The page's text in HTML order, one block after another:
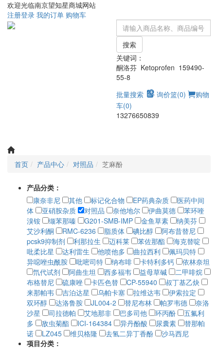
欢迎光临南京望知星商城网站
注册登录 我的订单 购物车
搜索
关键词：
酮洛芬 Ketoprofen 159490-
55-8
批量搜索
询价篮(0)
购物
车(0)
13276650839
首页 产品中心 对照品 芝麻酚
产品分类：
康奈非尼
其他 标记化合物 EP药典杂质
医药中间
体
亚硝胺杂质 对照品 奈他地尔 伊曲莫德
苯环喹
溴铵
缬苯那嗪 G201-SMB-IMP 金鱼草素
纳美芬
艾沙利酮
RMC-6236 脂质体 碘比醇
阿布昔替尼
pcsk9抑制剂
利那拉生 迈科莱 苯佐那酯
海克替啶
吡柔比星
达利雷生 他喷他多 曲拉西利
佩玛贝特
异噁唑虫酰胺
吡嘧司特 纳布啡 卡特利多钙
依林奈坦
氘代试剂
阿曲生坦 西多福韦 益母草碱
二甲啡烷
布格替尼
硫康唑 卡匹色替 CP-55940
叔丁基乙炔
来那帕韦
吉泊达星 乌帕卡塞 拉维达韦
伊索拉定
双环醇
达洛鲁胺 JL004-2 替尼布林 帕罗韦德
奈洛
沙星
司拉德帕 艾地那非 巴多司他 环丙酚
五氟利
多
敌虫菊酯 ICI-164384 异丹酚酸 尿囊素
替那帕
诺
LZ045 维贝格隆 去氢二异丁香酚
沙马西尼
项目分类：